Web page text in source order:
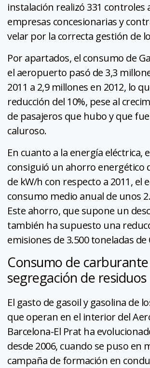
instalación realizó 331 controles
empresas concesionarias y
velar por la correcta gestión de
Por apartados, el consumo de
el aeropuerto pasó de 3,3
2011 a 2,9 millones en 2012, lo
reducción del 10%, pese al
de pasajeros que hubo y que
caluroso.
En cuanto a la energía eléctrica,
consiguió un ahorro energético
de kW/h con respecto a 2011, el
consumo medio anual de unos
Este ahorro, que supone un
también ha supuesto una
emisiones de 3.500 toneladas de
Consumo de
segregación de residuos
El gasto de gasoil y gasolina de
que operan en el interior del
Barcelona-El Prat ha
desde 2006, cuando se puso en
campaña de formación en